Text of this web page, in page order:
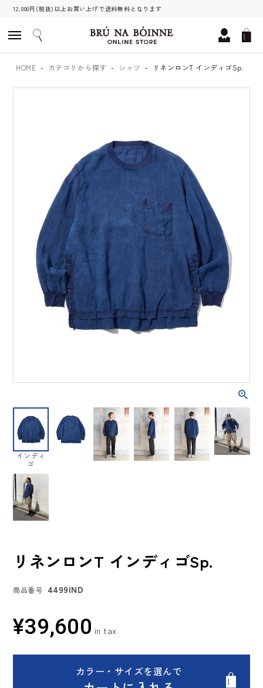
12,000円(税抜)以上お買い上げで送料無料となります
HOME カテゴリから探す シャツ リネンロンT インディゴSp.
インディ
ゴ
リネンロンT インディゴSp.
商品番号 4499IND
¥39,600
カラー・サイズを選んで